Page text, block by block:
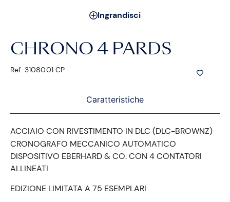
Ingrandisci
CHRONO 4 PARDS
Ref. 31080.01 CP
Caratteristiche
ACCIAIO CON RIVESTIMENTO IN DLC (DLC-BROWNZ)
CRONOGRAFO MECCANICO AUTOMATICO
DISPOSITIVO EBERHARD & CO. CON 4 CONTATORI
ALLINEATI
EDIZIONE LIMITATA A 75 ESEMPLARI